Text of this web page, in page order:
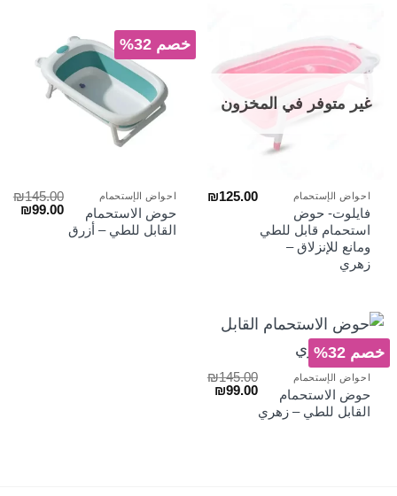
غير متوفر في المخزون
احواض الإستحمام
فايلوت- حوض
استحمام قابل للطي
ومانع للإنزلاق –
زهري
₪125.00
خصم 32%
احواض الإستحمام
حوض الاستحمام
القابل للطي – أزرق
₪145.00
السعر₪99.00
خصم 32%
احواض الإستحمام
حوض الاستحمام
القابل للطي – زهري
₪145.00
السعر₪99.00